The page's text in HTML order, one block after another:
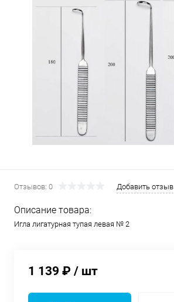
Отзывов: 0 Добавить отзыв
Описание товара:
Игла лигатурная тупая левая № 2
1 139 ₽ / шт